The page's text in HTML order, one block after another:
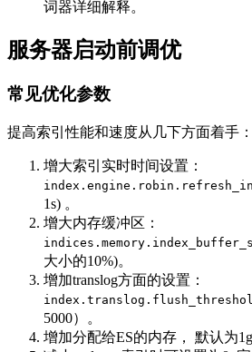
词器详细解释。
服务器启动前调优
常见优化参数
提高索引性能和速度从几下方面着手：
增大索引实时时间设置：
1s) 。
增大内存缓冲区：
大小的10%)。
增加translog方面的设置：
5000）。
增加分配给ES的内存， 默认为1g